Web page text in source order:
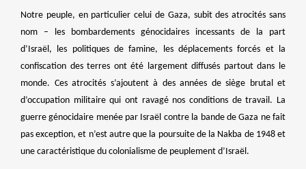
Notre peuple, en particulier celui de Gaza, subit des atrocités sans
nom – les bombardements génocidaires incessants de la part
d’Israël, les politiques de famine, les déplacements forcés et la
confiscation des terres ont été largement diffusés partout dans le
monde. Ces atrocités s’ajoutent à des années de siège brutal et
d’occupation militaire qui ont ravagé nos conditions de travail. La
guerre génocidaire menée par Israël contre la bande de Gaza ne fait
pas exception, et n’est autre que la poursuite de la Nakba de 1948 et
une caractéristique du colonialisme de peuplement d’Israël.